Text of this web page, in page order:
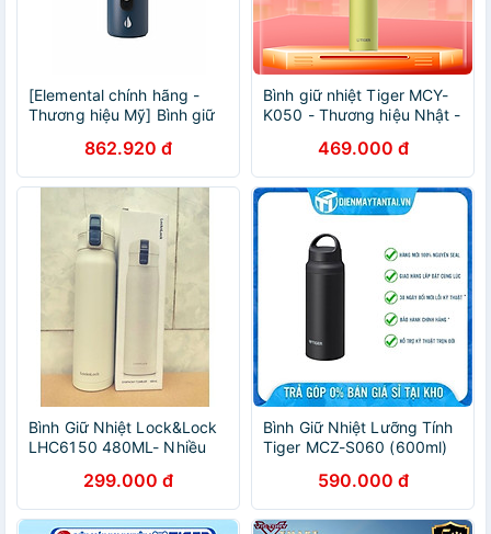
[Elemental chính hãng -
Thương hiệu Mỹ] Bình giữ
Bamboo 590ml inox 304,
giữ nhiệt vượt trội, an toan
sức khỏe
862.920 đ
Bình giữ nhiệt Tiger MCY-
K050 - Thương hiệu Nhật -
- Lạnh - Hàng chính hãng
469.000 đ
Bình Giữ Nhiệt Lock&Lock
LHC6150 480ML- Nhiều
Không Gỉ299.000 đ
Bình Giữ Nhiệt Lưỡng Tính
Tiger MCZ-S060 (600ml)
590.000 đ